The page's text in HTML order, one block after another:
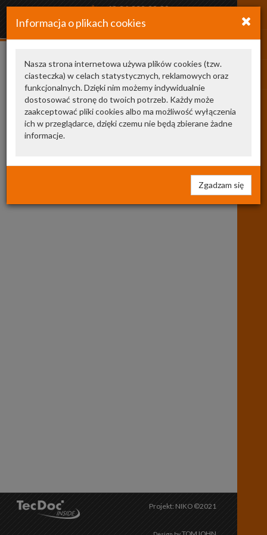
+48 34 366 20 20
arkozamowienia@gmail.com
Informacja o plikach cookies
Nasza strona internetowa używa plików cookies (tzw.
ciasteczka) w celach statystycznych, reklamowych oraz
funkcjonalnych. Dzięki nim możemy indywidualnie
dostosować stronę do twoich potrzeb. Każdy może
zaakceptować pliki cookies albo ma możliwość wyłączenia
ich w przeglądarce, dzięki czemu nie będą zbierane żadne
informacje.
Zgadzam się
0120489541
Produkty poza ofertą 1
Projekt: NIKO ©2021